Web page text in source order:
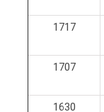
1717
1707
1630